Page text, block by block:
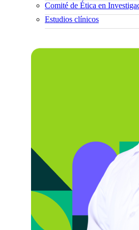
Comité de Ética en
Estudios clínicos